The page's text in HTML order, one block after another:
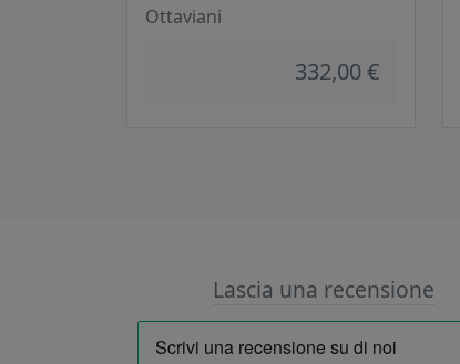
Ottaviani
332,00 €
Lascia una recensione